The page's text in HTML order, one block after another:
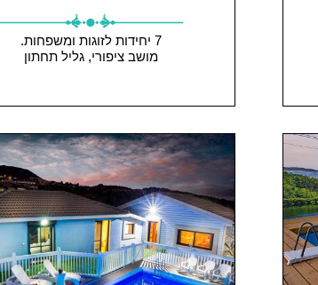
7 יחידות
לזוגות ומשפחות.
מושב ציפורי, גליל תחתון